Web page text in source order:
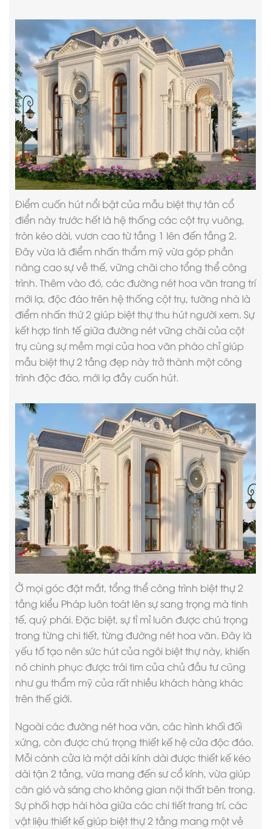
Điểm cuốn hút nổi bật của mẫu biệt thự tân cổ
điển này trước hết là hệ thống các cột trụ vuông,
tròn kéo dài, vươn cao từ tầng 1 lên đến tầng 2.
Đây vừa là điểm nhấn thẩm mỹ vừa góp phần
nâng cao sự về thế, vững chãi cho tổng thể công
trình. Thêm vào đó, các đường nét hoa văn trang trí
mới lạ, độc đáo trên hệ thống cột trụ, tường nhà là
điểm nhấn thứ 2 giúp biệt thự thu hút người xem. Sự
kết hợp tinh tế giữa đường nét vững chãi của cột
trụ cùng sự mềm mại của hoa văn phào chỉ giúp
mẫu biệt thự 2 tầng đẹp này trở thành một công
trình độc đáo, mới lạ đầy cuốn hút.
Ở mọi góc đặt mắt, tổng thể công trình biệt thự 2
tầng kiểu Pháp luôn toát lên sự sang trọng mà tinh
tế, quý phái. Đặc biệt, sự tỉ mỉ luôn được chú trọng
trong từng chi tiết, từng đường nét hoa văn. Đây là
yếu tố tạo nên sức hút của ngôi biệt thự này, khiến
nó chinh phục được trái tim của chủ đầu tư cũng
như gu thẩm mỹ của rất nhiều khách hàng khác
trên thế giới.
Ngoài các đường nét hoa văn, các hình khối đối
xứng, còn được chú trọng thiết kế hệ cửa độc đáo.
Mỗi cánh cửa là một dải kính dài được thiết kế kéo
dài tận 2 tầng, vừa mang đến sư cổ kính, vừa giúp
cân gió và sáng cho không gian nội thất bên trong.
Sự phối hợp hài hòa giữa các chi tiết trang trí, các
vật liệu thiết kế giúp biệt thự 2 tầng mang một vẻ